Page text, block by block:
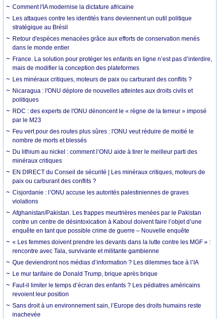
Comment l'IA modernise la dictature africaine
Les attaques contre les identités trans deviennent un outil politique
stratégique au Brésil
Retour d'espèces menacées grâce aux efforts de conservation menés
dans le monde entier
France. La solution pour protéger les enfants en ligne n’est pas d’interdire,
mais de modifier la conception des plateformes
Les minéraux critiques, moteurs de paix ou carburant des conflits ?
Nicaragua : l'ONU déplore de nouvelles atteintes aux droits civils et
politiques
RDC : des experts de l'ONU dénoncent le « règne de la terreur » imposé
par le M23
Feu vert pour des routes plus sûres : l'ONU veut réduire de moitié le
nombre de morts et blessés
Du lithium au nickel : comment l’ONU aide à tirer le meilleur parti des
minéraux critiques
EN DIRECT du Conseil de sécurité | Les minéraux critiques, moteurs de
paix ou carburant des conflits ?
Cisjordanie : l’ONU accuse les autorités palestiniennes de graves
violations
Afghanistan/Pakistan. Les frappes meurtrières menées par le Pakistan
contre un centre de désintoxication à Kaboul doivent faire l’objet d’une
enquête en tant que possible crime de guerre – Nouvelle enquête
« Les femmes doivent prendre les devants dans la lutte contre les MGF » :
rencontre avec Tala, survivante et militante gambienne
Que deviendront nos médias d’information ? Les dilemmes face à l’IA
Le mur tarifaire de Donald Trump, brique après brique
Faut-il limiter le temps d’écran des enfants ? Les pédiatres américains
revoient leur position
Sans droit à un environnement sain, l’Europe des droits humains reste
inachevée